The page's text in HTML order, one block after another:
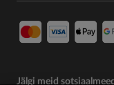
Jälgi meid